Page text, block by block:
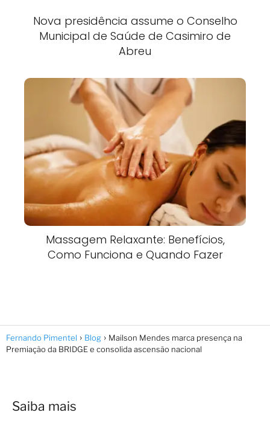
Nova presidência assume o Conselho
Municipal de Saúde de Casimiro de
Abreu
Massagem Relaxante: Benefícios,
Como Funciona e Quando Fazer
Fernando Pimentel Blog
Mailson Mendes marca presença na
Premiação da BRIDGE e consolida ascensão nacional
Saiba mais